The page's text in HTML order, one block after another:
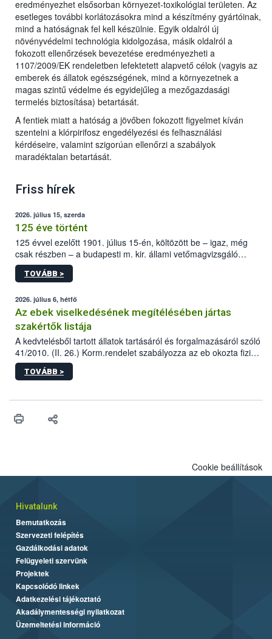
eredményezhet elsősorban környezet-toxikológiai területen. Az
esetleges további korlátozásokra mind a készítmény gyártóinak,
mind a hatóságnak fel kell készülnie. Egyik oldalról új
növényvédelmi technológia kidolgozása, másik oldalról a
fokozott ellenőrzések bevezetése eredményezheti a
1107/2009/EK rendeletben lefektetett alapvető célok (vagyis az
emberek és állatok egészségének, mind a környezetnek a
magas szintű védelme és egyidejűleg a mezőgazdasági
termelés biztosítása) betartását.
A fentiek miatt a hatóság a jövőben fokozott figyelmet kíván
szentelni a klórpirifosz engedélyezési és felhasználási
kérdéseire, valamint szigorúan ellenőrzi a szabályok
maradéktalan betartását.
Friss hírek
2026. július 15, szerda
125 éve történt
125 évvel ezelőtt 1901. július 15-én, költözött be – igaz, még
csak részben – a budapesti m. kir. állami vetőmagvizsgáló
állomás a Kis Rókus utca 15. szám alatti, Czigler Győző által
tervezett új épületébe.
TOVÁBB >
2026. július 6, hétfő
Az ebek viselkedésének megítélésében jártas
szakértők listája
A kedvtelésből tartott állatok tartásáról és forgalmazásáról szóló
41/2010. (II. 26.) Korm.rendelet szabályozza az eb okozta fizikai
sérülés, illetve ennek veszélye keletkezésekor felmerülő
hatósági feladatokat, valamint a veszélyes eb tartását és annak
vonni az ebek viselkedésének megítélésében jártas szakértőt.
TOVÁBB >
Cookie beállítások
Hivatalunk
Bemutatkozás
Szervezeti felépítés
Gazdálkodási adatok
Felügyeleti szervünk
Projektek
Kapcsolódó linkek
Adatkezelési tájékoztató
Akadálymentességi nyilatkozat
Üzemeltetési információ